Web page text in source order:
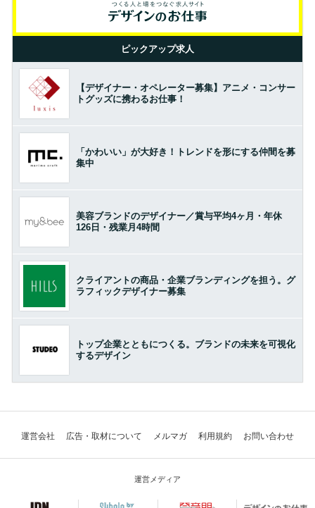
ピックアップ求人
【デザイナー・オペレーター募集】アニメ・コンサー
トグッズに携わるお仕事！
「かわいい」が大好き！トレンドを形にする仲間を募
集中
美容ブランドのデザイナー／賞与平均4ヶ月・年休
126日・残業月4時間
クライアントの商品・企業ブランディングを担う。グ
ラフィックデザイナー募集
トップ企業とともにつくる。ブランドの未来を可視化
するデザイン
運営会社 広告・取材について メルマガ 利用規約 お問い合わせ
運営メディア